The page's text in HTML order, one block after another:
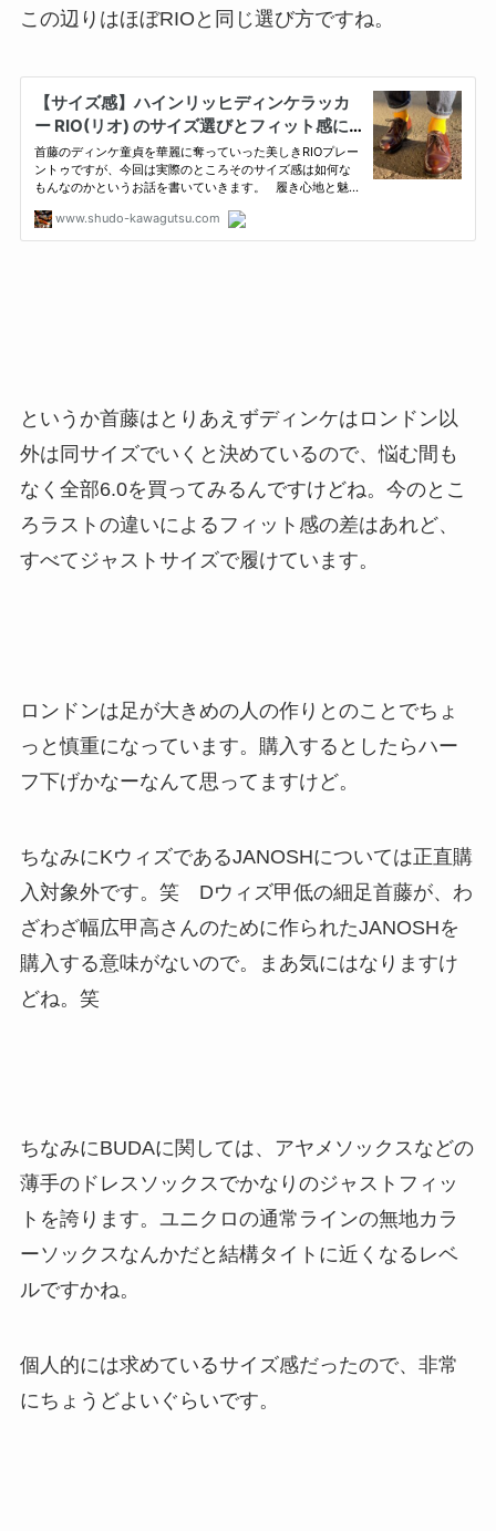
この辺りはほぼRIOと同じ選び方ですね。
というか首藤はとりあえずディンケはロンドン以
外は同サイズでいくと決めているので、悩む間も
なく全部6.0を買ってみるんですけどね。今のとこ
ろラストの違いによるフィット感の差はあれど、
すべてジャストサイズで履けています。
ロンドンは足が大きめの人の作りとのことでちょ
っと慎重になっています。購入するとしたらハー
フ下げかなーなんて思ってますけど。
ちなみにKウィズであるJANOSHについては正直購
入対象外です。笑 Dウィズ甲低の細足首藤が、わ
ざわざ幅広甲高さんのために作られたJANOSHを
購入する意味がないので。まあ気にはなりますけ
どね。笑
ちなみにBUDAに関しては、アヤメソックスなどの
薄手のドレスソックスでかなりのジャストフィッ
トを誇ります。ユニクロの通常ラインの無地カラ
ーソックスなんかだと結構タイトに近くなるレベ
ルですかね。
個人的には求めているサイズ感だったので、非常
にちょうどよいぐらいです。